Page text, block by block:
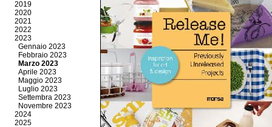
2019
2020
2021
2022
2023
Gennaio 2023
Febbraio 2023
Marzo 2023
Aprile 2023
Maggio 2023
Luglio 2023
Settembra 2023
Novembre 2023
2024
2025